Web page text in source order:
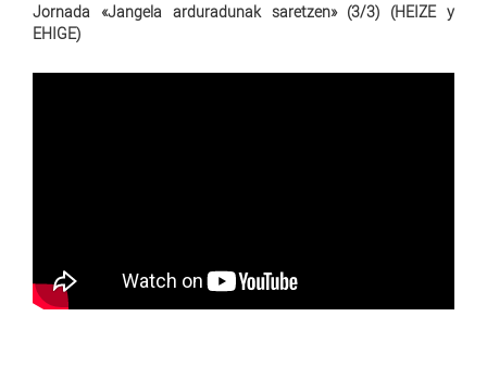
Jornada «Jangela arduradunak saretzen» (3/3) (HEIZE y
EHIGE)